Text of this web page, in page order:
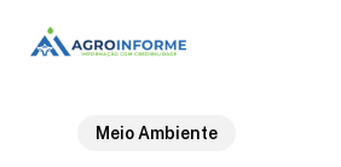
Meio Ambiente